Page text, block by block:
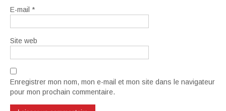
E-mail *
Site web
Enregistrer mon nom, mon e-mail et mon site dans le navigateur
pour mon prochain commentaire.